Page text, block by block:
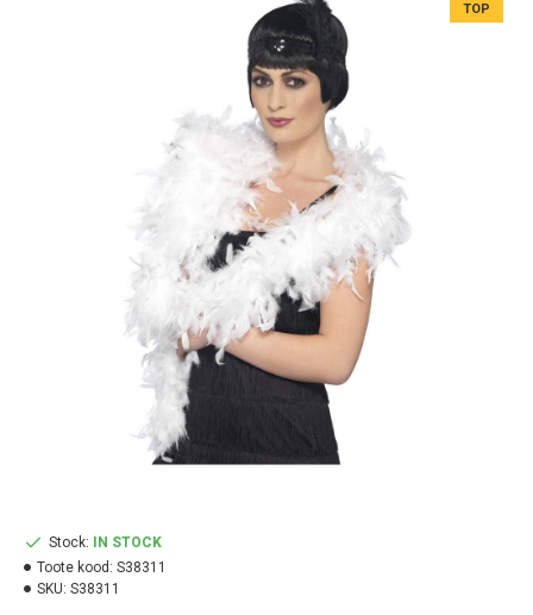
TOP
Stock:
IN STOCK
Toote kood: S38311
SKU: S38311